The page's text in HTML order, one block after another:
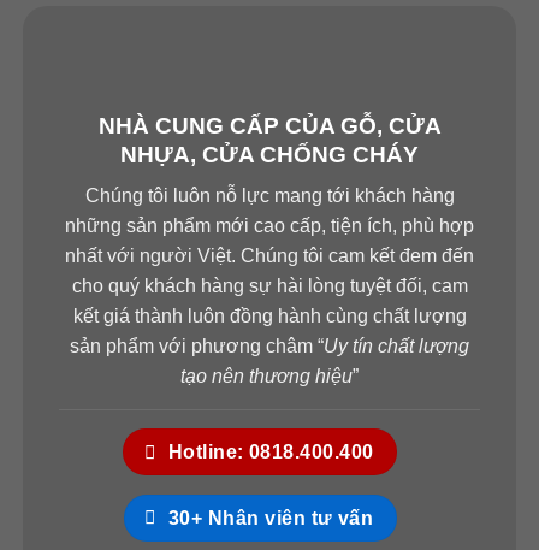
Đức, TP.HCM
Hotline: 0855.400.400
*SHOWROOM BÌNH LỢI – PHẠM VĂN ĐỒNG
615 Phạm Văn Đồng, Phường Hiệp Bình Chánh,
Quận Thủ Đức, TP.HCM
Hotline: 0824.400.400
HỆ THỐNG XƯỞNG SẢN XUẤT
SAIGONDOOR®
Q12, TP. HCM.
Xưởng SX II: Số 60/3 Đường 9, KP2, P.An Bình,
Biên Hòa, Đồng Nai.
NHÀ CUNG CẤP CỦA GỖ, CỬA
NHỰA, CỬA CHỐNG CHÁY
Chúng tôi luôn nỗ lực mang tới khách hàng
những sản phẩm mới cao cấp, tiện ích, phù hợp
nhất với người Việt. Chúng tôi cam kết đem đến
cho quý khách hàng sự hài lòng tuyệt đối, cam
kết giá thành luôn đồng hành cùng chất lượng
sản phẩm với phương châm “Uy tín chất lượng
tạo nên thương hiệu”
Hotline: 0818.400.400
30+ Nhân viên tư vấn